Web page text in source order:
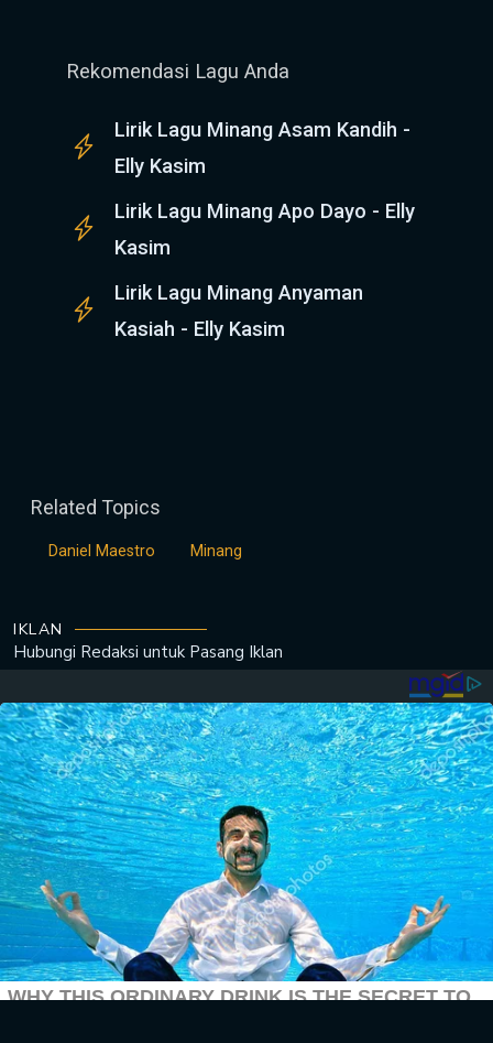
Rekomendasi Lagu Anda
Lirik Lagu Minang Asam Kandih -
Elly Kasim
Lirik Lagu Minang Apo Dayo - Elly
Kasim
Lirik Lagu Minang Anyaman
Kasiah - Elly Kasim
Related Topics
Daniel Maestro Minang
IKLAN
Hubungi Redaksi untuk Pasang Iklan